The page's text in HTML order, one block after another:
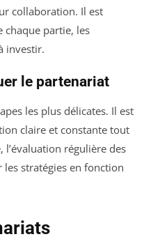
collaboration. Il est
chaque partie, les
investir.
le partenariat
les plus délicates. Il est
claire et constante tout
l’évaluation régulière des
les stratégies en fonction